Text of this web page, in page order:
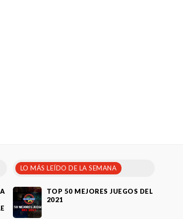
LO MÁS LEÍDO DE LA SEMANA
TOP 50 MEJORES JUEGOS DEL
2021